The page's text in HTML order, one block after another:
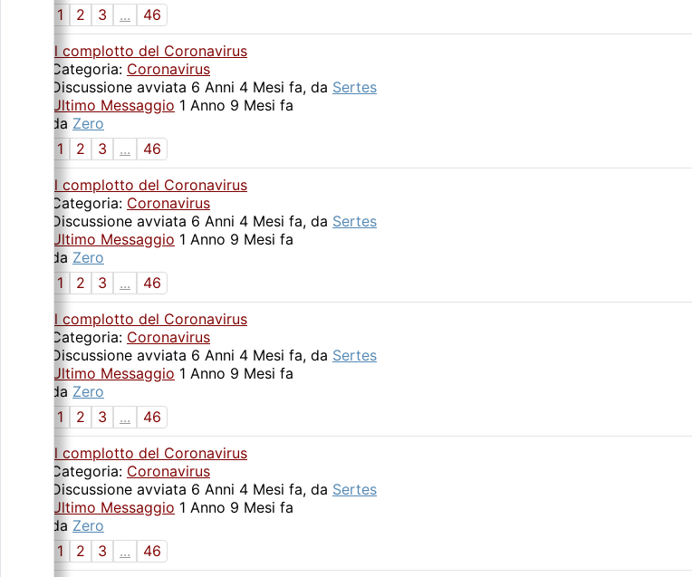
1
2 3 ...
46
Il complotto del Coronavirus
Categoria: Coronavirus
Discussione avviata 6 Anni 4 Mesi fa, da Sertes
Ultimo Messaggio 1 Anno 9 Mesi fa
da Zero
1
2 3 ...
46
Il complotto del Coronavirus
Categoria: Coronavirus
Discussione avviata 6 Anni 4 Mesi fa, da Sertes
Ultimo Messaggio 1 Anno 9 Mesi fa
da Zero
1
2 3 ...
46
Il complotto del Coronavirus
Categoria: Coronavirus
Discussione avviata 6 Anni 4 Mesi fa, da Sertes
Ultimo Messaggio 1 Anno 9 Mesi fa
da Zero
1
2 3 ...
46
Il complotto del Coronavirus
Categoria: Coronavirus
Discussione avviata 6 Anni 4 Mesi fa, da Sertes
Ultimo Messaggio 1 Anno 9 Mesi fa
da Zero
1
2 3 ...
46